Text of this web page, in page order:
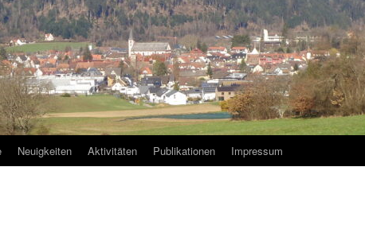
Neuigkeiten Aktivitäten Publikationen Impressum